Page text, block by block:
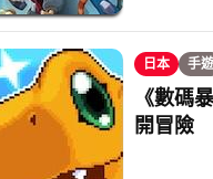
日本 手遊
《數碼
開冒險